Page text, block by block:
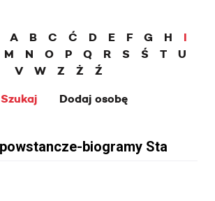
A B C Ć D E F G H
I
M N O P Q R S Ś T
U
V
W Z Ż
Ź
Szukaj
Dodaj osobę